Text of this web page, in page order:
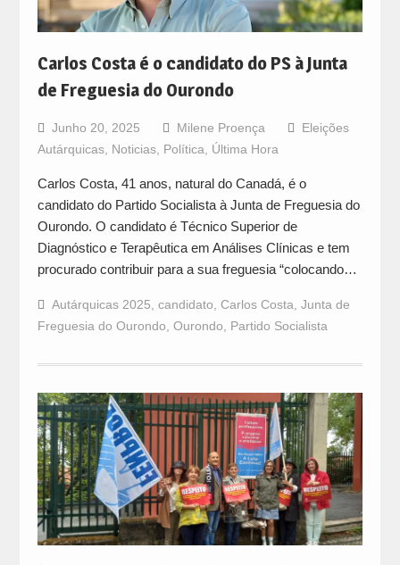
Carlos Costa é o candidato do PS à Junta
de Freguesia do Ourondo
Junho 20, 2025 Milene Proença
Eleições
Autárquicas, Noticias, Política, Última Hora
Carlos Costa, 41 anos, natural do Canadá, é o
candidato do Partido Socialista à Junta de Freguesia do
Ourondo. O candidato é Técnico Superior de
Diagnóstico e Terapêutica em Análises Clínicas e tem
procurado contribuir para a sua freguesia “colocando…
Autárquicas 2025, candidato, Carlos Costa, Junta de
Freguesia do Ourondo, Ourondo, Partido Socialista